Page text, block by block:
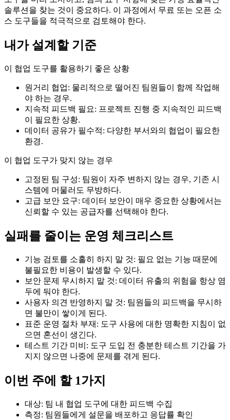
솔루션을 찾는 것이 중요하다. 이 과정에서 무료 또는 오픈 소
스 도구들을 적극적으로 검토해야 한다.
내가 설계할 기준
이 협업 도구를 활용하기 좋은 상황
원거리 협업: 물리적으로 떨어진 팀원들이 함께 작업해
야 하는 경우.
지속적 피드백 필요: 프로젝트 진행 중 지속적인 피드백
이 필요한 상황.
데이터 공유가 필수적: 다양한 부서와의 협업이 필요한
환경.
이 협업 도구가 맞지 않는 경우
고정된 팀 구성: 팀원이 자주 변하지 않는 경우, 기존 시
스템에 머물러도 무방하다.
고급 보안 요구: 데이터 보안이 매우 중요한 상황에서는
신뢰할 수 있는 공급자를 선택해야 한다.
실패를 줄이는 운영 체크리스트
기능 검토를 소홀히 하지 말 것: 필요 없는 기능 때문에
불필요한 비용이 발생할 수 있다.
보안 문제 무시하지 말 것: 데이터 유출의 위험을 항상 염
두에 둬야 한다.
사용자 의견 반영하지 말 것: 팀원들의 피드백을 무시하
면 불만이 쌓이게 된다.
표준 운영 절차 부재: 도구 사용에 대한 명확한 지침이 없
으면 혼선이 생긴다.
테스트 기간 미비: 도구 도입 전 충분한 테스트 기간을 가
지지 않으면 나중에 문제를 겪게 된다.
이번 주에 할 1가지
대상: 팀 내 협업 도구에 대한 피드백 수집
측정: 팀원들에게 설문을 배포하고 응답률 확인